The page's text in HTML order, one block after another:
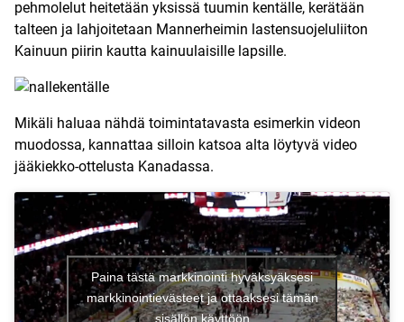
pehmolelut heitetään yksissä tuumin kentälle, kerätään
talteen ja lahjoitetaan Mannerheimin lastensuojeluliiton
Kainuun piirin kautta kainuulaisille lapsille.
Mikäli haluaa nähdä toimintatavasta esimerkin videon
muodossa, kannattaa silloin katsoa alta löytyvä video
jääkiekko-ottelusta Kanadassa.
Paina tästä markkinointi hyväksyäksesi
markkinointievästeet ja ottaaksesi tämän
sisällön käyttöön